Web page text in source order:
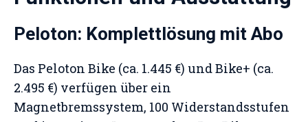
Peloton: Komplettlösung mit Abo
Das Peloton Bike (ca. 1.445 €) und Bike+ (ca.
2.495 €) verfügen über ein
Magnetbremssystem, 100 Widerstandsstufen